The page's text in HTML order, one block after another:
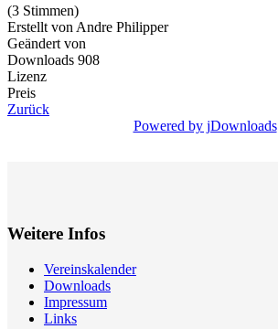
(3 Stimmen)
Erstellt von Andre Philipper
Geändert von
Downloads 908
Lizenz
Preis
Zurück
Powered by jDownloads
Weitere Infos
Vereinskalender
Downloads
Impressum
Links